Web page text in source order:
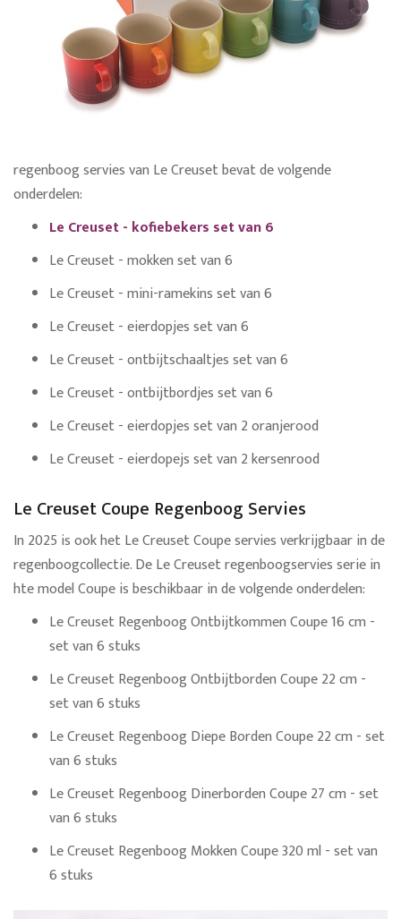
regenboog servies van Le Creuset bevat de volgende
onderdelen:
Le Creuset - kofiebekers set van 6
Le Creuset - mokken set van 6
Le Creuset - mini-ramekins set van 6
Le Creuset - eierdopjes set van 6
Le Creuset - ontbijtschaaltjes set van 6
Le Creuset - ontbijtbordjes set van 6
Le Creuset - eierdopjes set van 2 oranjerood
Le Creuset - eierdopejs set van 2 kersenrood
Le Creuset Coupe Regenboog Servies
In 2025 is ook het Le Creuset Coupe servies verkrijgbaar in de
regenboogcollectie. De Le Creuset regenboogservies serie in
hte model Coupe is beschikbaar in de volgende onderdelen:
Le Creuset Regenboog Ontbijtkommen Coupe 16 cm -
set van 6 stuks
Le Creuset Regenboog Ontbijtborden Coupe 22 cm -
set van 6 stuks
Le Creuset Regenboog Diepe Borden Coupe 22 cm - set
van 6 stuks
Le Creuset Regenboog Dinerborden Coupe 27 cm - set
van 6 stuks
Le Creuset Regenboog Mokken Coupe 320 ml - set van
6 stuks